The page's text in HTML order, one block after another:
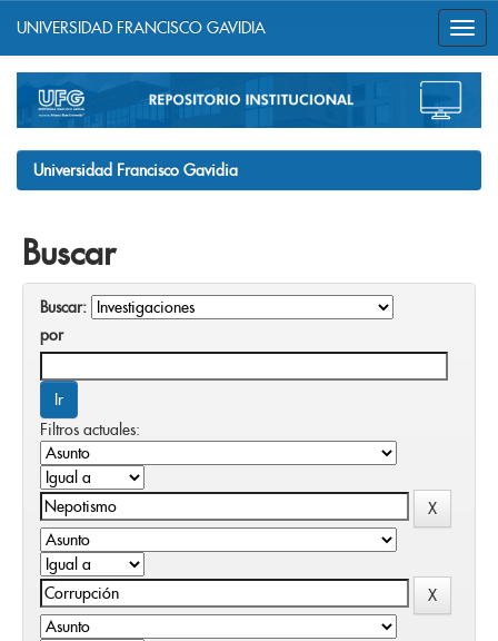
navigation
UNIVERSIDAD FRANCISCO GAVIDIA
Universidad Francisco Gavidia
Buscar
Buscar:
por
Filtros actuales: